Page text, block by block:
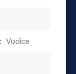
Vodice